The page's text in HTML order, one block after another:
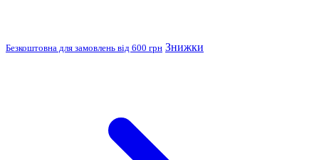
Безкоштовна для замовлень від 600 грн Знижки